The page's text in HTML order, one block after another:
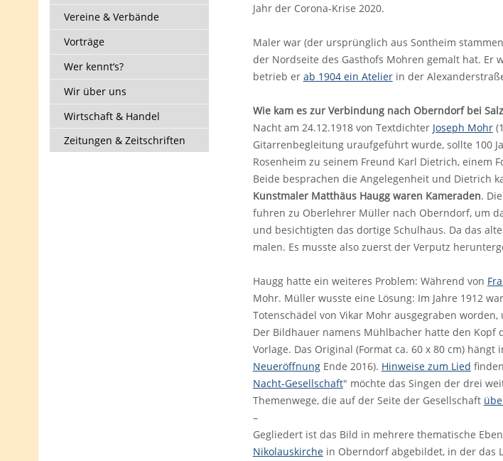
Vereine & Verbände
Vorträge
Wer kennt‘s?
Wir über uns
Wirtschaft & Handel
Zeitungen & Zeitschriften
Jahr der Corona-Krise 2020.
Maler war (der ursprünglich aus Sontheim
der Nordseite des Gasthofs Mohren gemalt hat. Er
betrieb er ab 1904 ein Atelierin der
Wie kam es zur Verbindung nach Oberndorf bei
Nacht am 24.12.1918 von Textdichter Joseph Mohr
Gitarrenbegleitung uraufgeführt wurde, sollte 100
Rosenheim zu seinem Freund Karl Dietrich, einem
Beide besprachen die Angelegenheit und Dietrich
Kunstmaler Matthäus Haugg waren Kameraden.
fuhren zu Oberlehrer Müller nach Oberndorf, um
und besichtigten das dortige Schulhaus. Da das
malen. Es musste also zuerst der Verputz
Haugg hatte ein weiteres Problem: Während von
Mohr. Müller wusste eine Lösung: Im Jahre 1912
Totenschädel von Vikar Mohr ausgegraben
Der Bildhauer namens Mühlbacher hatte den Kopf
Vorlage. Das Original (Format ca. 60 x 80 cm) hängt
NeueröffnungEnde 2016). Hinweise zum Lied
Nacht-Gesellschaft" möchte das Singen der drei
Themenwege, die auf der Seite der Gesellschaft
–
Gegliedert ist das Bild in mehrere thematische
Nikolauskirchein Oberndorf abgebildet, in der das